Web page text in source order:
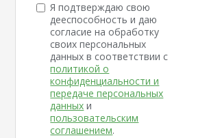
Я подтверждаю свою
дееспособность и даю
согласие на обработку
своих персональных
данных в соответствии с
политикой о
конфиденциальности и
передаче персональных
данных и
пользовательским
соглашением.